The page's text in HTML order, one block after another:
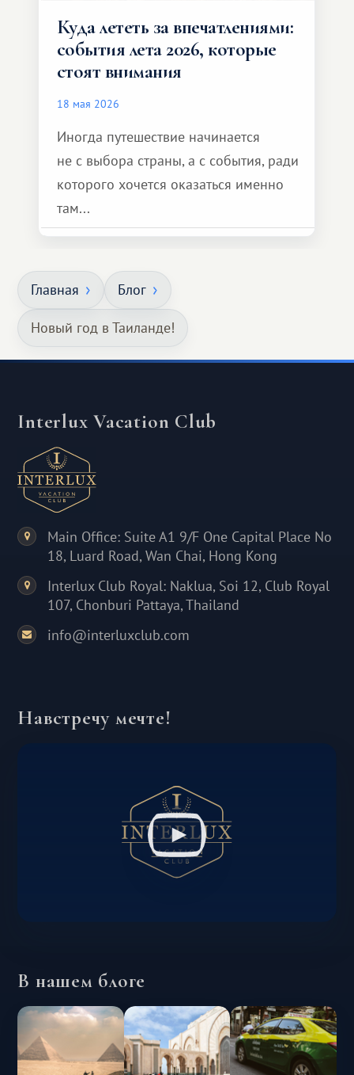
Куда лететь за впечатлениями:
события лета 2026, которые
стоят внимания
18 мая 2026
Иногда путешествие начинается
не с выбора страны, а с события, ради
которого хочется оказаться именно
там...
Главная Блог
Новый год в Таиланде!
Interlux Vacation Club
Main Office: Suite A1 9/F One Capital Place No
18, Luard Road, Wan Chai, Hong Kong
Interlux Club Royal: Naklua, Soi 12, Club Royal
107, Chonburi Pattaya, Thailand
info@interluxclub.com
Навстречу мечте!
В нашем блоге